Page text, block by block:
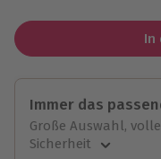
In
Immer das
Große Auswahl,
Sicherheit